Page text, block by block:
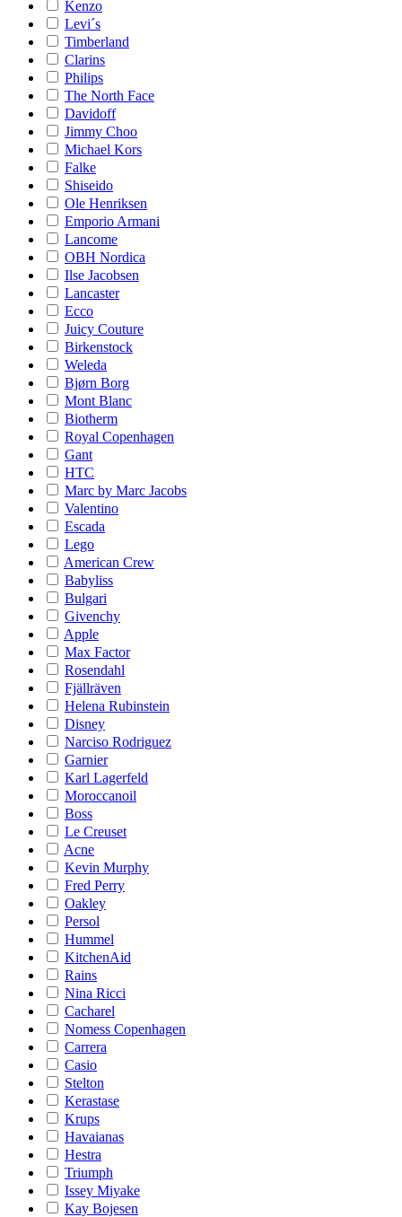
Kenzo
Levi´s
Timberland
Clarins
Philips
The North Face
Davidoff
Jimmy Choo
Michael Kors
Falke
Shiseido
Ole Henriksen
Emporio Armani
Lancome
OBH Nordica
Ilse Jacobsen
Lancaster
Ecco
Juicy Couture
Birkenstock
Weleda
Bjørn Borg
Mont Blanc
Biotherm
Royal Copenhagen
Gant
HTC
Marc by Marc Jacobs
Valentino
Escada
Lego
American Crew
Babyliss
Bulgari
Givenchy
Apple
Max Factor
Rosendahl
Fjällräven
Helena Rubinstein
Disney
Narciso Rodriguez
Garnier
Karl Lagerfeld
Moroccanoil
Boss
Le Creuset
Acne
Kevin Murphy
Fred Perry
Oakley
Persol
Hummel
KitchenAid
Rains
Nina Ricci
Cacharel
Nomess Copenhagen
Carrera
Casio
Stelton
Kerastase
Krups
Havaianas
Hestra
Triumph
Issey Miyake
Kay Bojesen